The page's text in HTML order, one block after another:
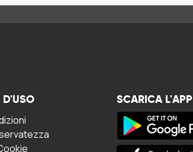
D'USO SCARICA L'APP